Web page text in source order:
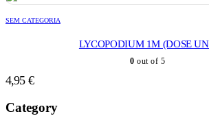
SEM CATEGORIA
LYCOPODIUM 1M (DOSE
0 out of 5
4,95 €
Category